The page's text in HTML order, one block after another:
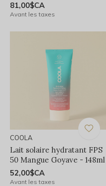
81,00$CA
Avant les taxes
COOLA
Lait solaire hydratant FPS
50 Mangue Goyave - 148ml
52,00$CA
Avant les taxes